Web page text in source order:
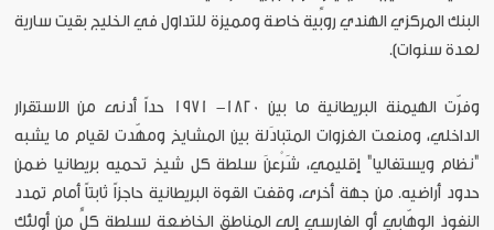
البنك المركزي الهندي روبِّية خاصة ومميزة للتداول في الخليج بقيت سارية
لعدة سنوات).
وفرّت الهيمنة البريطانية ما بين 1820- 1971 حداً أدنى من الاستقرار
الداخلي، ومنعت الغزوات المتبادَلة بين المشايخ ومهّدت لقيام ما يشبه
"نظام ويستفاليا" إقليمي، شَرْعنَ سلطة كل شيخ تحميه بريطانيا ضمن
حدود أراضيه. من جهة أخرى، وقفت القوة البريطانية حاجزاً ثابتاً أمام تمدد
النفوذ الوهّابي أو الفارسي إلى المناطق الخاضعة لسلطة كلٍّ من أولئك